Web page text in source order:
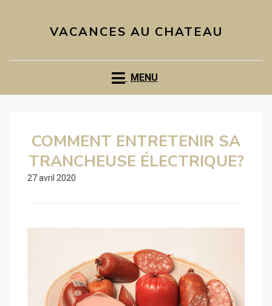
VACANCES AU CHATEAU
MENU
COMMENT ENTRETENIR SA
TRANCHEUSE ÉLECTRIQUE?
27 avril 2020